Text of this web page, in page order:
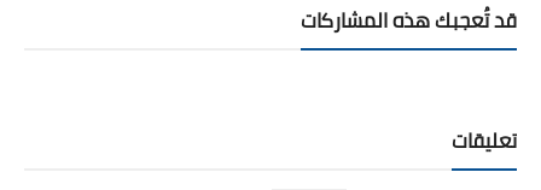
قد تُعجبك هذه المشاركات
تعليقات